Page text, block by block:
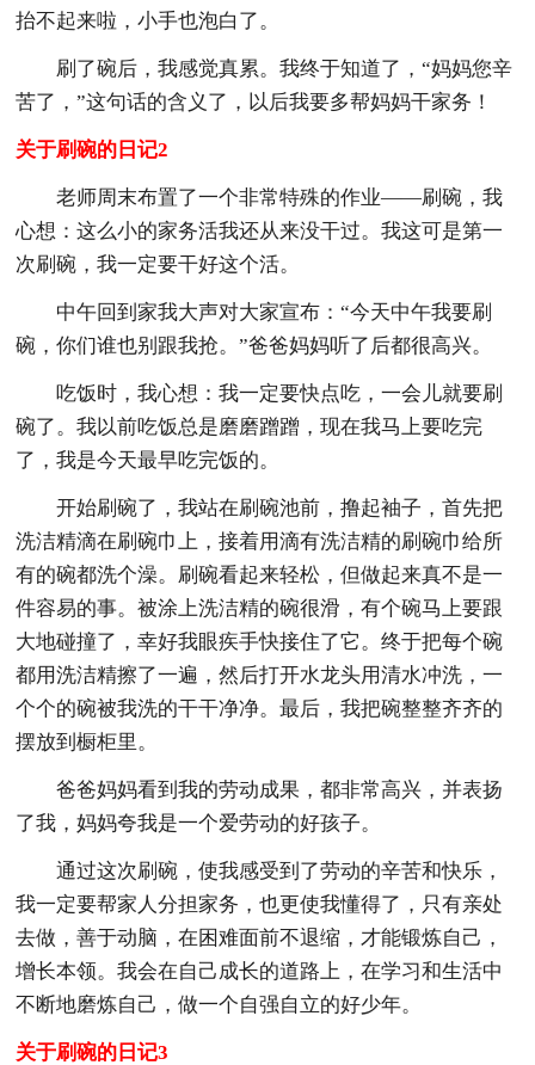
抬不起来啦，小手也泡白了。
刷了碗后，我感觉真累。我终于知道了，“妈妈您辛
苦了，”这句话的含义了，以后我要多帮妈妈干家务！
关于刷碗的日记2
老师周末布置了一个非常特殊的作业——刷碗，我
心想：这么小的家务活我还从来没干过。我这可是第一
次刷碗，我一定要干好这个活。
中午回到家我大声对大家宣布：“今天中午我要刷
碗，你们谁也别跟我抢。”爸爸妈妈听了后都很高兴。
吃饭时，我心想：我一定要快点吃，一会儿就要刷
碗了。我以前吃饭总是磨磨蹭蹭，现在我马上要吃完
了，我是今天最早吃完饭的。
开始刷碗了，我站在刷碗池前，撸起袖子，首先把
洗洁精滴在刷碗巾上，接着用滴有洗洁精的刷碗巾给所
有的碗都洗个澡。刷碗看起来轻松，但做起来真不是一
件容易的事。被涂上洗洁精的碗很滑，有个碗马上要跟
大地碰撞了，幸好我眼疾手快接住了它。终于把每个碗
都用洗洁精擦了一遍，然后打开水龙头用清水冲洗，一
个个的碗被我洗的干干净净。最后，我把碗整整齐齐的
摆放到橱柜里。
爸爸妈妈看到我的劳动成果，都非常高兴，并表扬
了我，妈妈夸我是一个爱劳动的好孩子。
通过这次刷碗，使我感受到了劳动的辛苦和快乐，
我一定要帮家人分担家务，也更使我懂得了，只有亲处
去做，善于动脑，在困难面前不退缩，才能锻炼自己，
增长本领。我会在自己成长的道路上，在学习和生活中
不断地磨炼自己，做一个自强自立的好少年。
关于刷碗的日记3